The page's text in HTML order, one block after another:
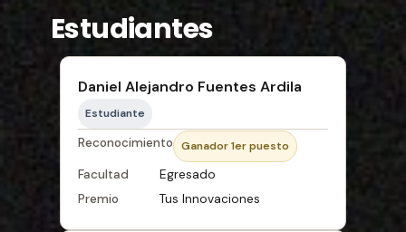
Estudiantes
Daniel Alejandro Fuentes Ardila
Estudiante
Reconocimiento Ganador 1er puesto
Facultad
Egresado
Premio
Tus Innovaciones